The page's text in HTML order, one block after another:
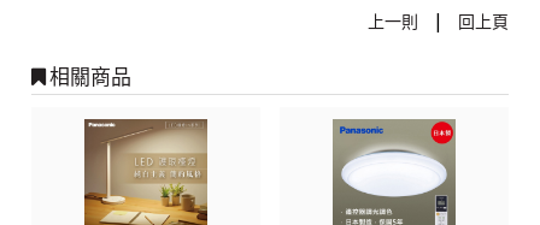
上一則 | 回上頁
相關商品